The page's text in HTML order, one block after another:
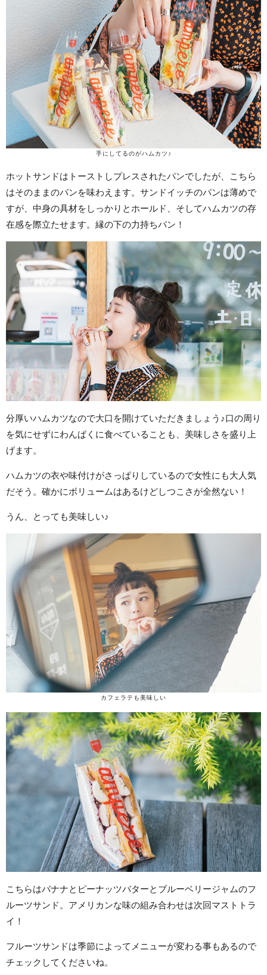
手にしてるのがハムカツ♪
ホットサンドはトーストしプレスされたパンでしたが、こちら
はそのままのパンを味わえます。サンドイッチのパンは薄めで
すが、中身の具材をしっかりとホールド、そしてハムカツの存
在感を際立たせます。縁の下の力持ちパン！
分厚いハムカツなので大口を開けていただきましょう♪口の周り
を気にせずにわんぱくに食べていることも、美味しさを盛り上
げます。
ハムカツの衣や味付けがさっぱりしているので女性にも大人気
だそう。確かにボリュームはあるけどしつこさが全然ない！
うん、とっても美味しい♪
カフェラテも美味しい
こちらはバナナとピーナッツバターとブルーベリージャムのフ
ルーツサンド。アメリカンな味の組み合わせは次回マストトラ
イ！
フルーツサンドは季節によってメニューが変わる事もあるので
チェックしてくださいね。